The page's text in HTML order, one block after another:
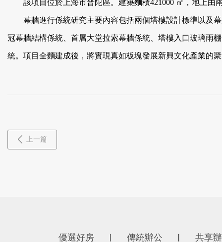
該項目位於上海市普陀區。建築麵積421000 ㎡，地上由兩
幕牆進行係統研究主要內容包括兩個塔樓設計標準以及幕牆
冠幕牆結構係統、首層大堂拉索幕牆係統、塔樓入口玻璃雨
統。項目全麵建成後，將實現真如板塊發展新興文化產業的
上一篇
優選好房 傳統辦公 共享